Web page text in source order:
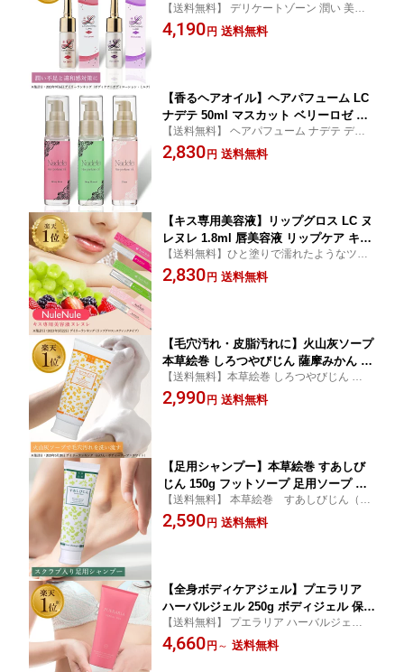
製 潤い不足に マッサージジェル フェム
ケア
【送料無料】 デリケートゾーン 潤い 美容
液 日本製 うるおい 美容 潤い不足 違和感 マ
ッサージジェル 日本製 lcコスメ
4,190 円 送料無料
【香るヘアオイル】ヘアパフューム LC
ナデテ 50ml マスカット ベリーロゼ プ
レーン 洗い流さない ヘアケア スタイリ
ング 保湿 乾燥 キューティクル 香り
【送料無料】 ヘアパフューム ナデテ ディ
ープマスカット ベリーロゼ プレーン lcコス
メ
2,830 円 送料無料
【キス専用美容液】リップグロス LC ヌ
レヌレ 1.8ml 唇美容液 リップケア キス
美容成分 ベタつかない 透明 ベリー マ
スカット プレーン
【送料無料】ひと塗りで濡れたようなツヤ
を演出する、キス専用美容液
2,830 円 送料無料
【毛穴汚れ・皮脂汚れに】火山灰ソープ
本草絵巻 しろつやびじん 薩摩みかん 20
0g 洗顔石鹸 全身 保湿 ボディケア シラ
ス 日本製 LC
【送料無料】本草絵巻 しろつやびじん 薩摩
みかん 200g
2,990 円 送料無料
【足用シャンプー】本草絵巻 すあしび
じん 150g フットソープ 足用ソープ 足
裏 角質 スクラブ 足のニオイ 臭いケア
デオドラント フットケア 日本製 LC
【送料無料】 本草絵巻 すあしびじん（足
用石鹸） lcコスメ
2,590 円 送料無料
【全身ボディケアジェル】プエラリア
ハーバルジェル 250g ボディジェル 保湿
乾燥肌 アウトバスジェル 洗い流さない
ムダ毛処理後のケア バストケア 日本製
【送料無料】 プエラリア ハーバルジェル 2
50g 全身 ボディケア 保湿 乾燥肌 lcコスメ
4,660 円 ～ 送料無料